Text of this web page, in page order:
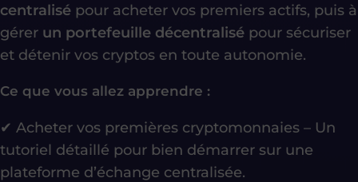
centralisé pour acheter vos premiers actifs, puis à
gérer un portefeuille décentralisé pour sécuriser
et détenir vos cryptos en toute autonomie.
Ce que vous allez apprendre :
✔ Acheter vos premières cryptomonnaies – Un
tutoriel détaillé pour bien démarrer sur une
plateforme d’échange centralisée.